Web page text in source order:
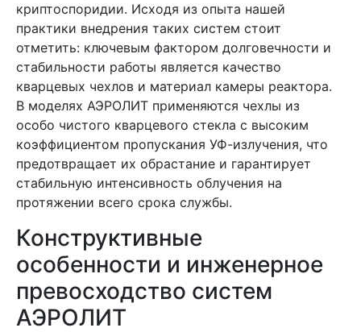
криптоспоридии. Исходя из опыта нашей
практики внедрения таких систем стоит
отметить: ключевым фактором долговечности и
стабильности работы является качество
кварцевых чехлов и материал камеры реактора.
В моделях АЭРОЛИТ применяются чехлы из
особо чистого кварцевого стекла с высоким
коэффициентом пропускания УФ-излучения, что
предотвращает их обрастание и гарантирует
стабильную интенсивность облучения на
протяжении всего срока службы.
Конструктивные
особенности и инженерное
превосходство систем
АЭРОЛИТ